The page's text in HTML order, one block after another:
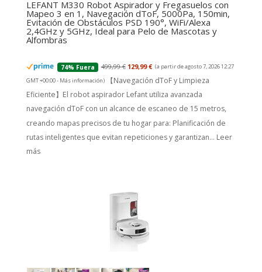
LEFANT M330 Robot Aspirador y Fregasuelos con
Mapeo 3 en 1, Navegación dToF, 5000Pa, 150min,
Evitación de Obstáculos PSD 190°, WiFi/Alexa
2,4GHz y 5GHz, Ideal para Pelo de Mascotas y
Alfombras
74% Fuera 499,99 € 129,99 € (a partir de agosto 7, 2026 12:27
GMT +00:00 - Más información)
【Navegación dToF y Limpieza
Eficiente】El robot aspirador Lefant utiliza avanzada
navegación dToF con un alcance de escaneo de 15 metros,
creando mapas precisos de tu hogar para: Planificación de
rutas inteligentes que evitan repeticiones y garantizan... Leer
más